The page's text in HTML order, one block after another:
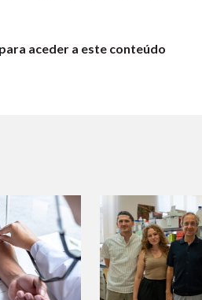
para aceder a este conteúdo